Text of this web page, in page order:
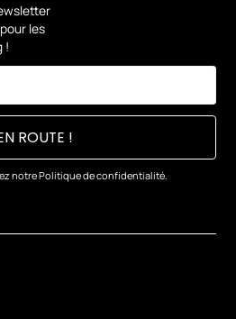
les
!
notrePolitique de confidentialité.